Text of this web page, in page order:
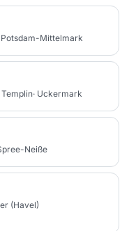
Potsdam-Mittelmark
· Uckermark
Neiße
(Havel)